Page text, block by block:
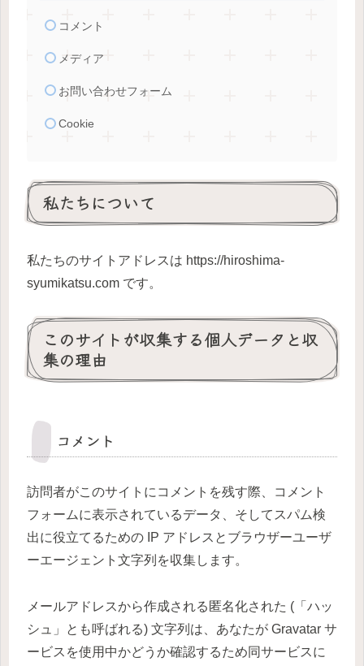
コメント
メディア
お問い合わせフォーム
Cookie
私たちについて
私たちのサイトアドレスは https://hiroshima-
syumikatsu.com です。
このサイトが収集する個人データと収
集の理由
コメント
訪問者がこのサイトにコメントを残す際、コメント
フォームに表示されているデータ、そしてスパム検
出に役立てるための IP アドレスとブラウザーユーザ
ーエージェント文字列を収集します。
メールアドレスから作成される匿名化された (「ハッ
シュ」とも呼ばれる) 文字列は、あなたが Gravatar サ
ービスを使用中かどうか確認するため同サービスに